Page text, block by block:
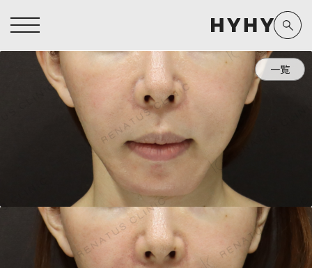
ヒアルロン酸注入症例一覧
医療脱毛症例一覧
アートメイク症例一覧
クリニック一覧
医師一覧
看護師一覧
運営元情報
よくあるご質問
お問い合わせ
プライバシーポリシー
未成年の方へ
規約
ヒアルロン酸注入 医療脱毛
担当医師から探す
Preparation
製剤から探す
ザーフ(XERF)
ボラックス
ボリューマ
一覧